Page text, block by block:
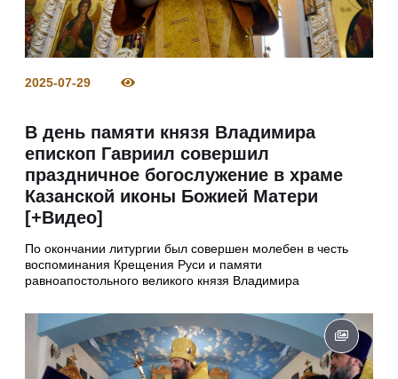
2025-07-29
В день памяти князя Владимира
епископ Гавриил совершил
праздничное богослужение в храме
Казанской иконы Божией Матери
[+Видео]
По окончании литургии был совершен молебен в честь
воспоминания Крещения Руси и памяти
равноапостольного великого князя Владимира